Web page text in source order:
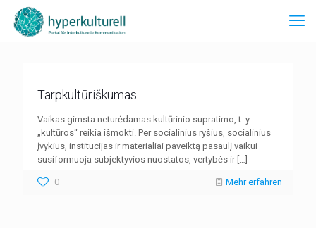
Tarpkultūriškumas
Vaikas gimsta neturėdamas kultūrinio supratimo, t. y.
„kultūros“ reikia išmokti. Per socialinius ryšius, socialinius
įvykius, institucijas ir materialiai paveiktą pasaulį vaikui
susiformuoja subjektyvios nuostatos, vertybės ir[…]
0 Mehr erfahren